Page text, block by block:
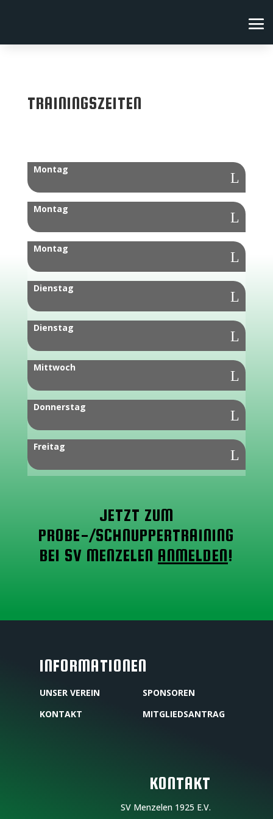
TRAININGSZEITEN
Montag
Montag
Montag
Dienstag
Dienstag
Mittwoch
Donnerstag
Freitag
JETZT ZUM
PROBE-/SCHNUPPERTRAINING
BEI SV MENZELEN ANMELDEN!
INFORMATIONEN
UNSER VEREIN
SPONSOREN
KONTAKT
MITGLIEDSANTRAG
KONTAKT
SV Menzelen 1925 E.V.